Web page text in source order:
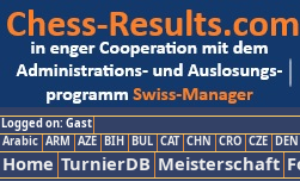
Logged on: Gast
Arabic ARM AZE BIH BUL CAT CHN CRO CZE DEN
Home TurnierDB Meisterschaft